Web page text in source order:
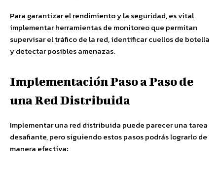
Para garantizar el rendimiento y la seguridad, es vital
implementar herramientas de monitoreo que permitan
supervisar el tráfico de la red, identificar cuellos de botella
y detectar posibles amenazas.
Implementación Paso a Paso de
una Red Distribuida
Implementar una red distribuida puede parecer una tarea
desafiante, pero siguiendo estos pasos podrás lograrlo de
manera efectiva: